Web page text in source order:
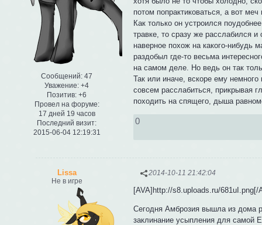
Сообщений: 47
Уважение: +4
Позитив: +6
Провел на форуме:
17 дней 19 часов
Последний визит:
2015-06-04 12:19:31
потом попрактиковаться, а вот
Как только он устроился
травке, то сразу же расслабился
наверное похож на какого-нибудь
раздобыл где-то весьма
на самом деле. Но ведь он так
Так или иначе, вскоре ему
совсем расслабиться, прикрывая
походить на спящего, дыша
0
2014-10-11 21:42:04
Lissa
Не в игре
[AVA]http://s8.uploads.ru/681uI.png[/
Сегодня Амброзия вышла из дома
заклинание усыпления для самой